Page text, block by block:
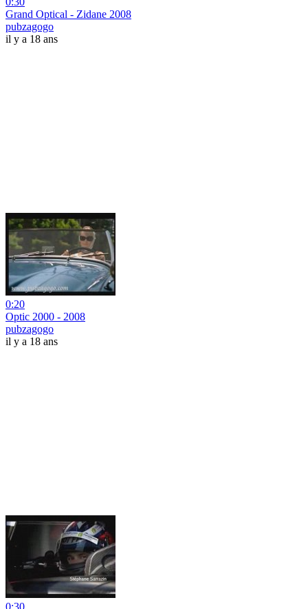
Grand Optical - Zidane 2008
pubzagogo
il y a 18 ans
0:20
Optic 2000 - 2008
pubzagogo
il y a 18 ans